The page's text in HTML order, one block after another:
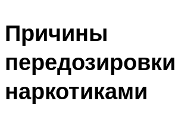
Причины
передозировки
наркотиками